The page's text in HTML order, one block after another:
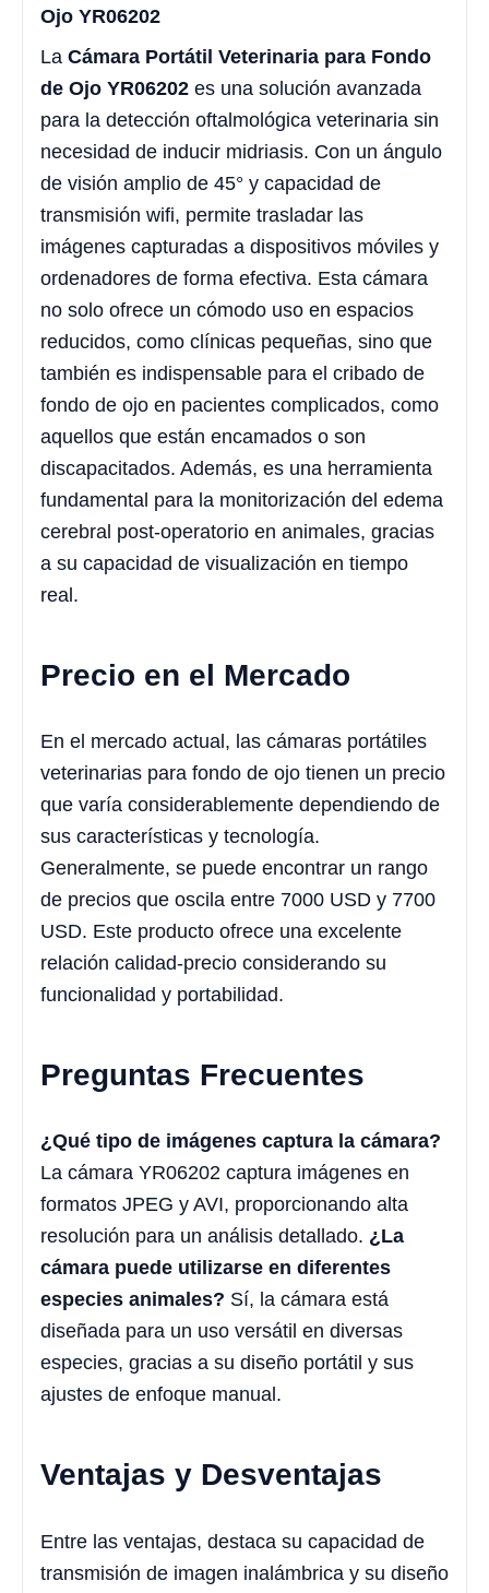
Ojo YR06202
La Cámara Portátil Veterinaria para Fondo
de Ojo YR06202 es una solución avanzada
para la detección oftalmológica veterinaria sin
necesidad de inducir midriasis. Con un ángulo
de visión amplio de 45° y capacidad de
transmisión wifi, permite trasladar las
imágenes capturadas a dispositivos móviles y
ordenadores de forma efectiva. Esta cámara
no solo ofrece un cómodo uso en espacios
reducidos, como clínicas pequeñas, sino que
también es indispensable para el cribado de
fondo de ojo en pacientes complicados, como
aquellos que están encamados o son
discapacitados. Además, es una herramienta
fundamental para la monitorización del edema
cerebral post-operatorio en animales, gracias
a su capacidad de visualización en tiempo
real.
Precio en el Mercado
En el mercado actual, las cámaras portátiles
veterinarias para fondo de ojo tienen un precio
que varía considerablemente dependiendo de
sus características y tecnología.
Generalmente, se puede encontrar un rango
de precios que oscila entre 7000 USD y 7700
USD. Este producto ofrece una excelente
relación calidad-precio considerando su
funcionalidad y portabilidad.
Preguntas Frecuentes
¿Qué tipo de imágenes captura la cámara?
La cámara YR06202 captura imágenes en
formatos JPEG y AVI, proporcionando alta
resolución para un análisis detallado. ¿La
cámara puede utilizarse en diferentes
especies animales? Sí, la cámara está
diseñada para un uso versátil en diversas
especies, gracias a su diseño portátil y sus
ajustes de enfoque manual.
Ventajas y Desventajas
Entre las ventajas, destaca su capacidad de
transmisión de imagen inalámbrica y su diseño